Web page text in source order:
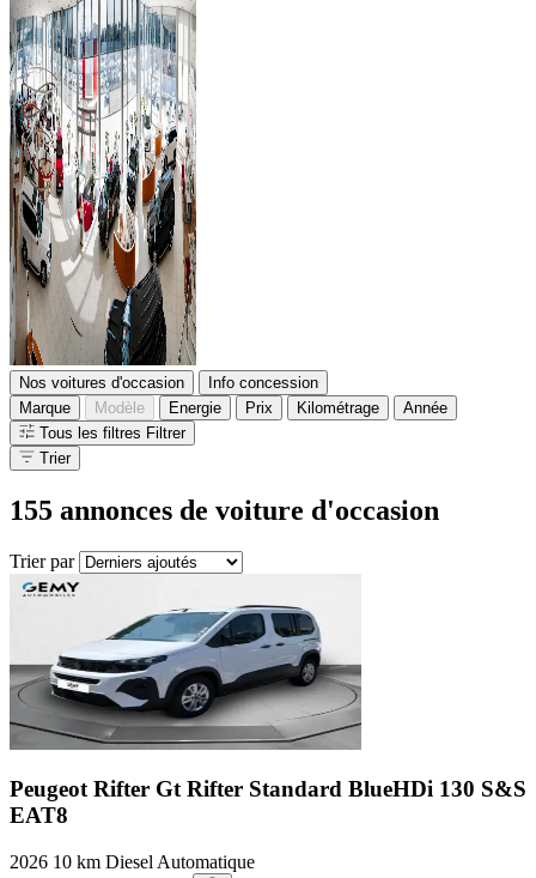
Nos voitures d'occasion
Info concession
Marque
Modèle Energie Prix Kilométrage
Année
Tous les filtres Filtrer
Trier
155 annonces de voiture d'occasion
Trier par
Peugeot Rifter GtRifter Standard BlueHDi 130 S&S
EAT8
2026 10 km Diesel Automatique